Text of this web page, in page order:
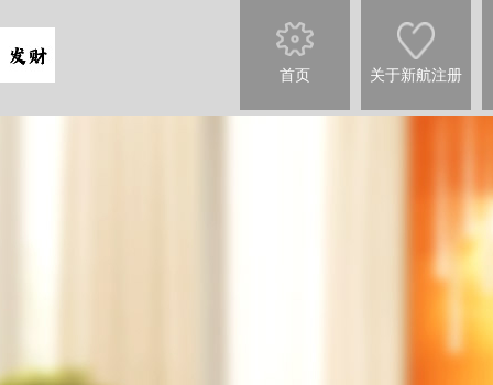
首页 关于新航注册